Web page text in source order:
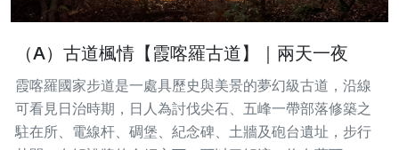
（A）古道楓情【霞喀羅古道】｜兩天一夜
霞喀羅國家步道是一處具歷史與美景的夢幻級古道，沿線
可看見日治時期，日人為討伐尖石、五峰一帶部落修築之
駐在所、電線杆、碉堡、紀念碑、土牆及砲台遺址，步行